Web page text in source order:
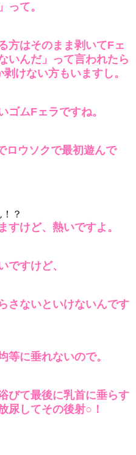
って。
方はそのまま剥いてFェ
いんだ」って言われたら
けない方もいますし。
ゴムFェラですね。
ロウソクで最初遊んで
？
すけど、熱いですよ。
ですけど、
さないといけないんです
等に垂れないので。
びて最後に乳首に垂らす
尿してその後射○！